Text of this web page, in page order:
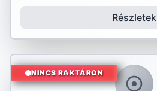
Részletek
NINCS RAKTÁRON